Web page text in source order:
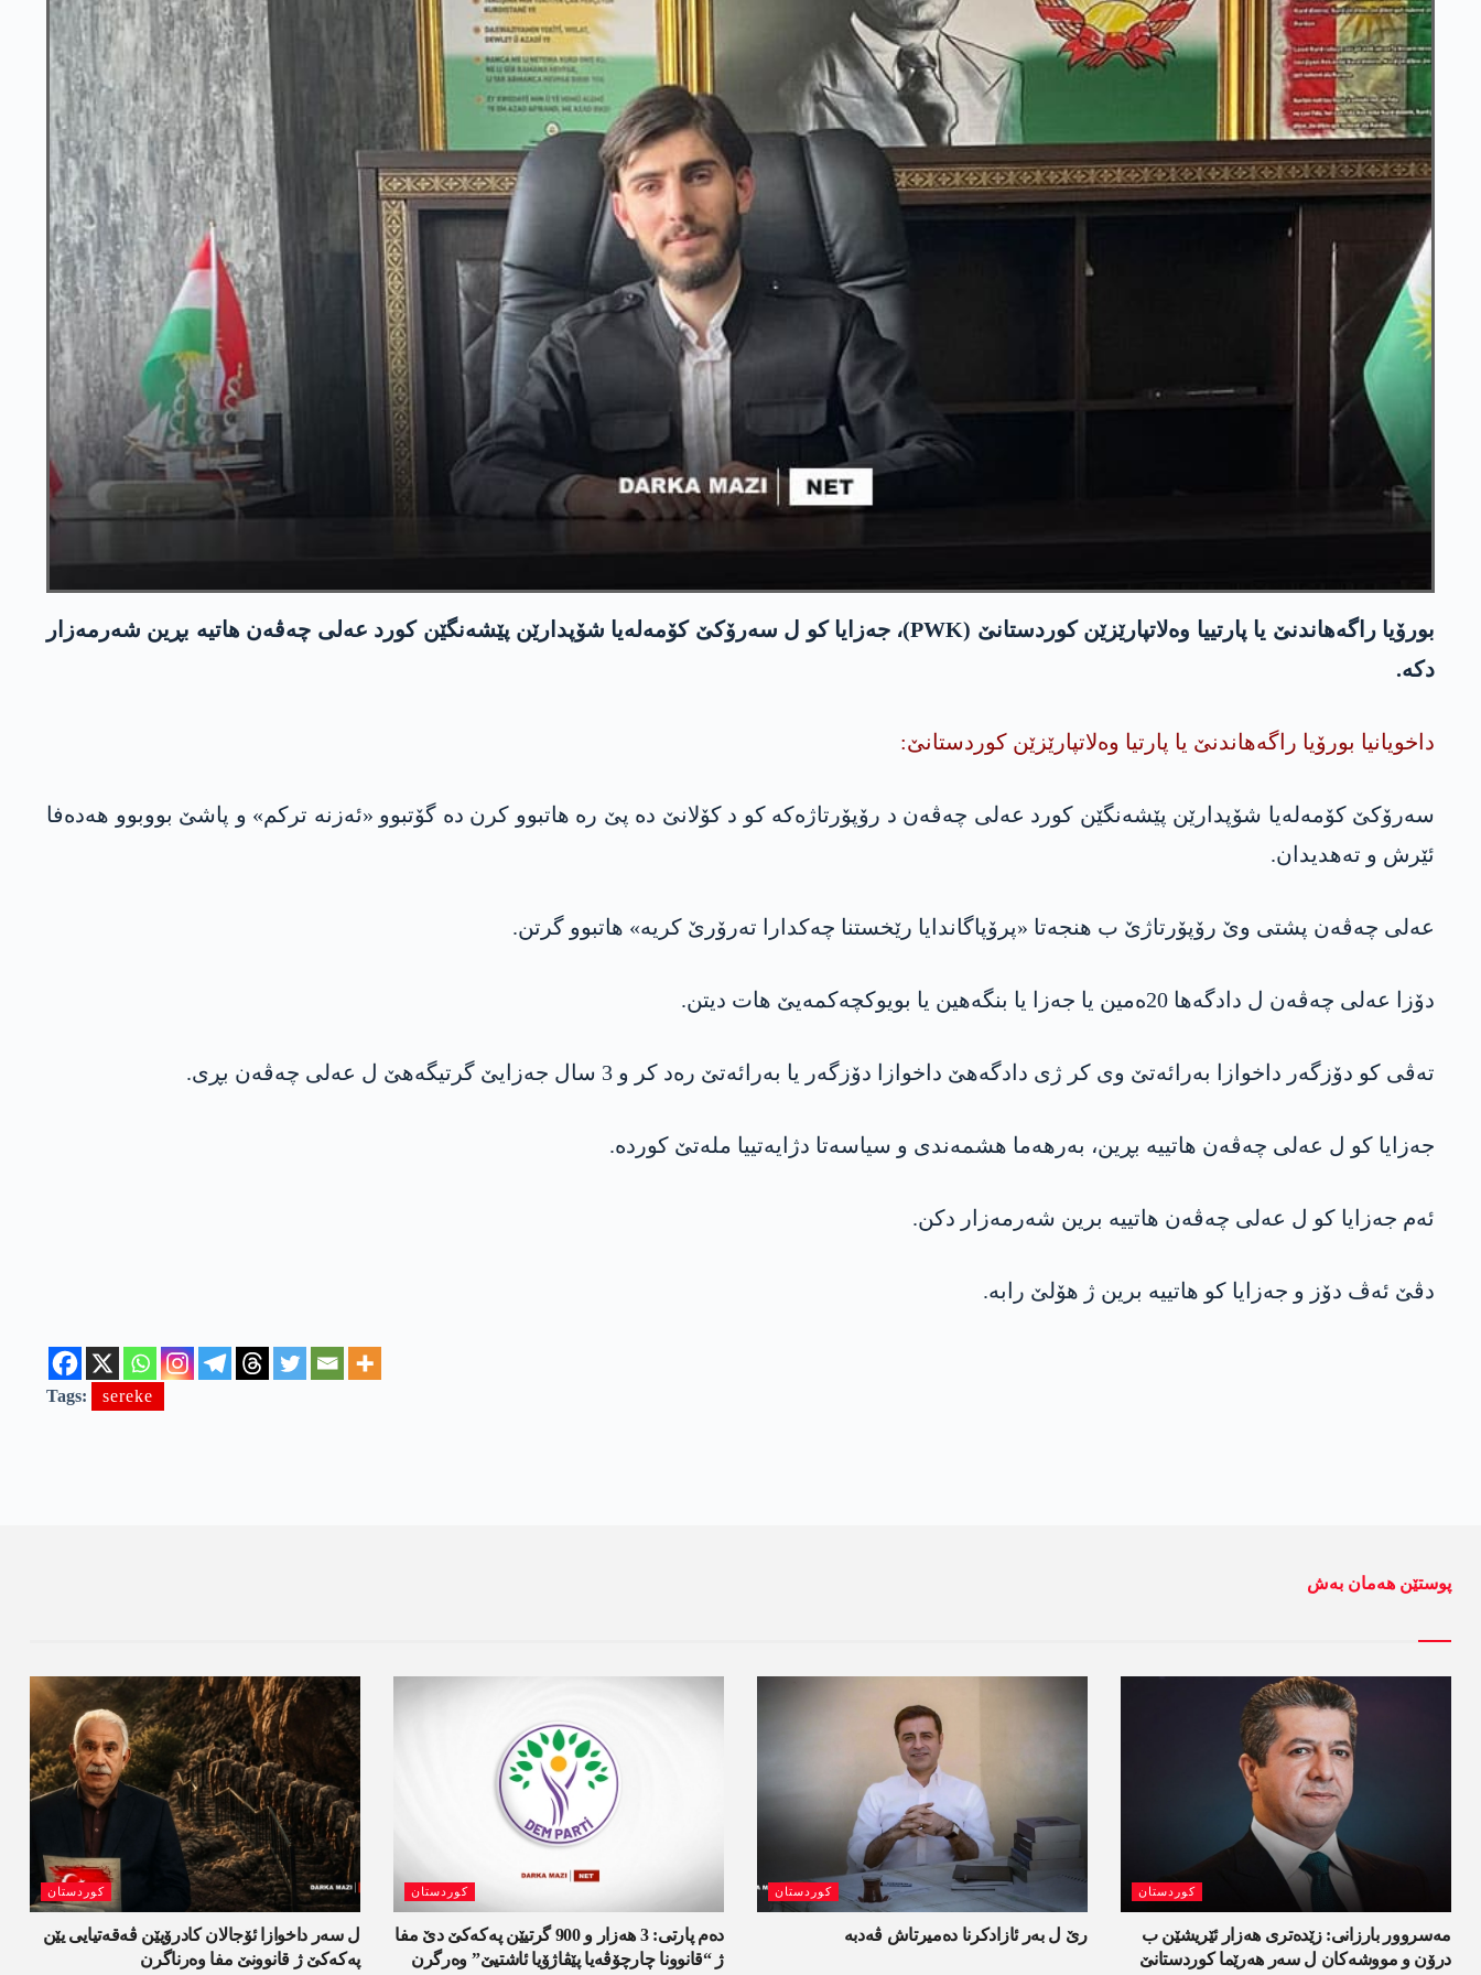
بورۆیا راگەهاندنێ یا پارتییا وەلاتپارێزێن کوردستانێ (PWK)، جەزایا کو ل سەرۆکێ کۆمەلەیا شۆپدارێن پێشەنگێن کورد عه‌لی چەڤەن هاتیە بڕین شەرمەزار
دکە.
داخویانیا بورۆیا راگەهاندنێ یا پارتیا وه‌لاتپارێزێن كوردستانێ:
سەرۆکێ کۆمەلەیا شۆپدارێن پێشەنگێن کورد عه‌لی چەڤەن د رۆپۆرتاژەکە کو د کۆلانێ دە پێ رە هاتبوو کرن دە گۆتبوو «ئەزنە ترکم» و پاشێ بووبوو هەدەفا
ئێرش و تەهدیدان.
عه‌لی چەڤەن پشتی وێ رۆپۆرتاژێ ب هنجەتا «پرۆپاگاندایا رێخستنا چەکدارا تەرۆرێ کریە» هاتبوو گرتن.
دۆزا عه‌لی چەڤەن ل دادگەها 20ەمین یا جەزا یا بنگەهین یا بویوکچەکمەیێ هات دیتن.
تەڤی کو دۆزگەر داخوازا بەرائەتێ وی کر ژی دادگەهێ داخوازا دۆزگەر یا بەرائەتێ رەد کر و 3 سال جەزایێ گرتیگەهێ ل عه‌لی چەڤەن بڕی.
جەزایا کو ل عه‌لی چەڤەن هاتییە بڕین، بەرهەما هشمەندی و سیاسەتا دژایەتییا ملەتێ کوردە.
ئەم جەزایا کو ل عه‌لی چەڤەن هاتییە برین شەرمەزار دکن.
دڤێ ئەڤ دۆز و جەزایا کو هاتییە برین ژ هۆلێ رابە.
Tags: sereke
پوستێن ھەمان بەش
کوردستان
ل سەر داخوازا ئۆجالان کادرۆیێن ڤەقەتیایی یێن
پەکەکێ ژ قانوونێ مفا وەرناگرن
کوردستان
دەم پارتی: 3 ھەزار و 900 گرتیێن پەکەکێ دێ مفا
ژ “قانوونا چارچۆڤەیا پێڤاژۆیا ئاشتیێ” وەرگرن
کوردستان
رێ ل بەر ئازادکرنا دەمیرتاش ڤەدبە
کوردستان
مەسروور بارزانی: زێدەتری ھەزار ئێریشێن ب
درۆن و مووشەکان ل سەر ھەرێما کوردستانێ